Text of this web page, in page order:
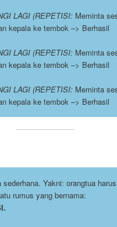
LAGI (REPETISI:Meminta
kepala ke tembok –> Berhasil
LAGI (REPETISI:Meminta
kepala ke tembok –> Berhasil
LAGI (REPETISI:Meminta
kepala ke tembok –> Berhasil
sederhana. Yakni: orangtua harus
rumus yang bernama: